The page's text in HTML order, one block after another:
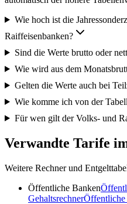
Wie hoch ist die
Raiffeisenbanken?
Sind die Werte brutto oder
Wie wird aus dem
Gelten die Werte auch bei
Wie komme ich von der
Für wen gilt der Volks- und
Verwandte Tarife
Weitere Rechner und
Öffentliche Banken
GehaltsrechnerÖffentliche